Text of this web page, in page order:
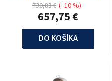
657,75 €
730,83 € (–10 %)
DO KOŠÍKA